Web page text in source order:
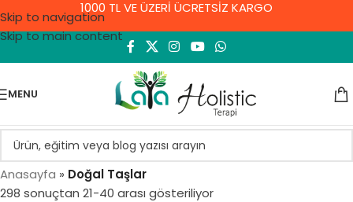
Skip to navigation
Skip to main content
1000 TL VE ÜZERİ ÜCRETSİZ KARGO
MENU
Anasayfa » Doğal Taşlar
298 sonuçtan 21-40 arası gösteriliyor